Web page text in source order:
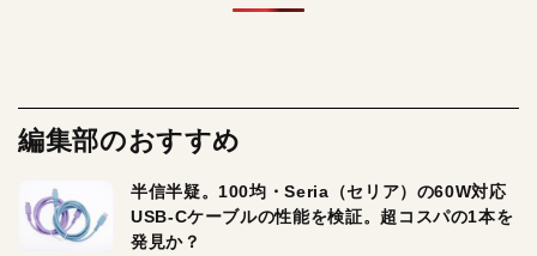
編集部のおすすめ
半信半疑。100均・Seria（セリア）の60W対応
USB-Cケーブルの性能を検証。超コスパの1本を
発見か？